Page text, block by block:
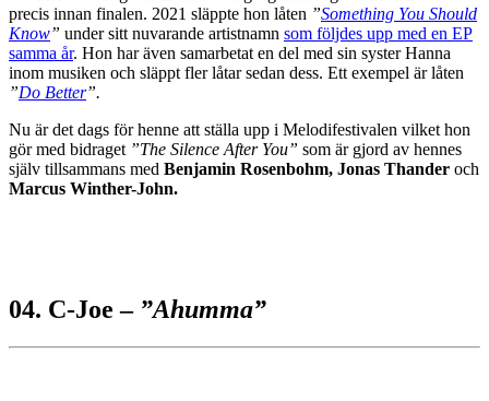
precis innan finalen. 2021 släppte hon låten ”Something You Should
Know” under sitt nuvarande artistnamn som följdes upp med en EP
samma år. Hon har även samarbetat en del med sin syster Hanna
inom musiken och släppt fler låtar sedan dess. Ett exempel är låten
”Do Better”.
Nu är det dags för henne att ställa upp i Melodifestivalen vilket hon
gör med bidraget ”The Silence After You” som är gjord av hennes
själv tillsammans med Benjamin Rosenbohm, Jonas Thander och
Marcus Winther-John.
04. C-Joe – ”Ahumma”